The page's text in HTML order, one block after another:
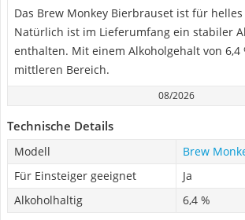
Das Brew Monkey Bierbrauset ist für
Natürlich ist im Lieferumfang ein stabiler
enthalten. Mit einem Alkoholgehalt von 6,4
mittleren Bereich.
08/2026
Technische Details
Modell
Brew
Für Einsteiger geeignet
Ja
Alkoholhaltig
6,4 %